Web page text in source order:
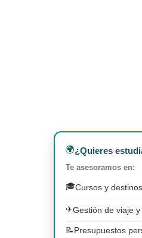
🌍¿Quieres
Te asesoramos en:
🎓Cursos y
✈️Gestión de viaje
📝 Presupuestos